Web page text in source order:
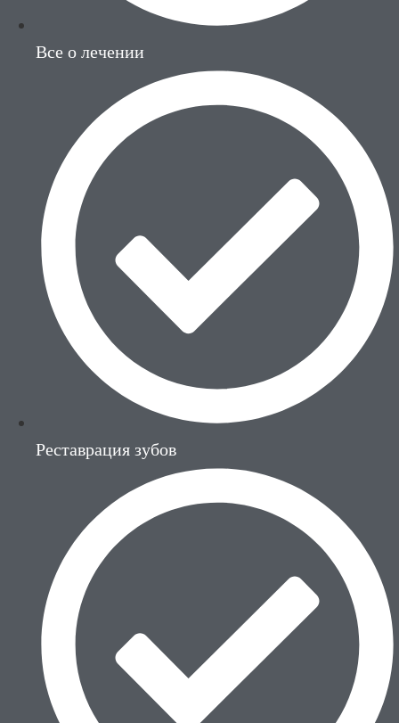
Все о лечении
Реставрация зубов